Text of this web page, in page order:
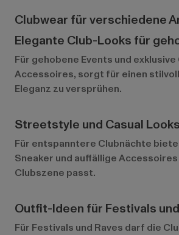
Clubwear für verschiedene
Elegante Club-Looks für
Für gehobene Events und
Accessoires, sorgt für einen
Eleganz zu versprühen.
Streetstyle und Casual
Für entspanntere Clubnächte
Sneaker und auffällige
Clubszene passt.
Outfit-Ideen für Festivals
Für Festivals und Raves darf die